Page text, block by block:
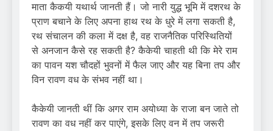
माता कैकयी यथार्थ जानती हैं। जो नारी युद्ध भूमि में दशरथ के
प्राण बचाने के लिए अपना हाथ रथ के धुरे में लगा सकती है,
रथ संचालन की कला में दक्ष है, वह राजनैतिक परिस्थितियों
से अनजान कैसे रह सकती है? कैकेयी चाहती थी कि मेरे राम
का पावन यश चौदहों भुवनों में फैल जाए और यह बिना तप और
विन रावण वध के संभव नहीं था।
कैकेयी जानती थीं कि अगर राम अयोध्या के राजा बन जाते तो
रावण का वध नहीं कर पाएंगे, इसके लिए वन में तप जरूरी